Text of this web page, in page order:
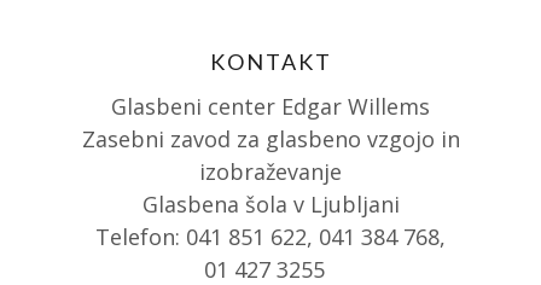
KONTAKT
Glasbeni center Edgar Willems
Zasebni zavod za glasbeno vzgojo in
izobraževanje
Glasbena šola v Ljubljani
Telefon: 041 851 622, 041 384 768,
01 427 3255